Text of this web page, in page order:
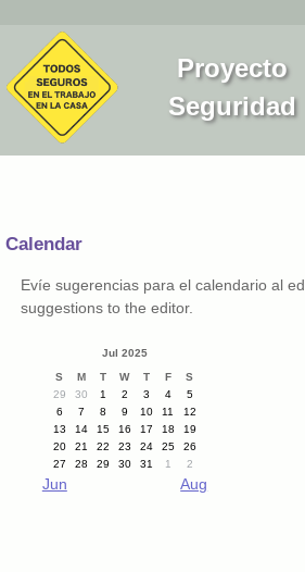
Proyecto
Seguridad
Calendar
Evíe sugerencias para el calendario al
suggestions to the editor.
Jul 2025
S
M T W T F
S
29
30 1 2 3 4
5
6
7 8 9 10 11
12
13
14 15 16 17 18
19
20
21 22 23 24 25
26
27
28 29 30 31 1 2
Jun Aug